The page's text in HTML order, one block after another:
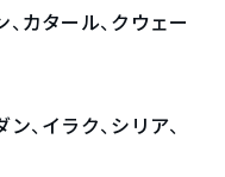
カタール、クウェー
、イラク、シリア、